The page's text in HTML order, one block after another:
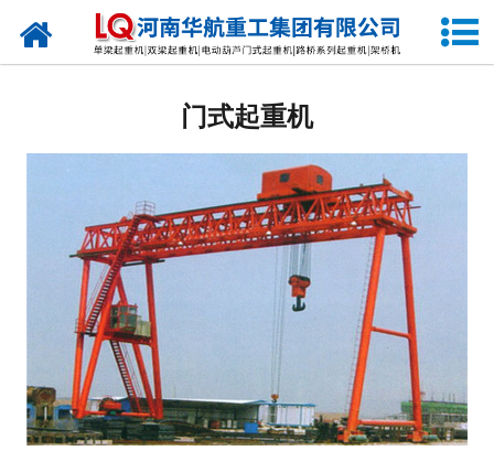
网站首页
双梁桥式起重机
门式起重机
架桥龙门起重机
门式起重机